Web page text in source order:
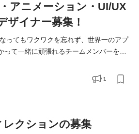
アニメーション・UI/UX
ザイナー募集！
ってもワクワクを忘れず、世界一のアプ
って一緒に頑張れるチームメンバーを募
たい方 ・世の中をアッと驚かすようなヒ
たい方 ・世界中の人の心を掴むような広
1
クションの募集